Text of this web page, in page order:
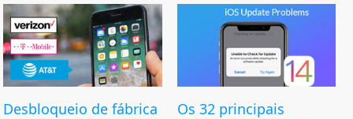
Desbloqueio de fábrica
Os 32 principais